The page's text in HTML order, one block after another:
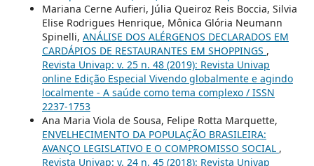
Mariana Cerne Aufieri, Júlia Queiroz Reis Boccia, Silvia
Elise Rodrigues Henrique, Mônica Glória Neumann
Spinelli, ANÁLISE DOS ALÉRGENOS DECLARADOS EM
CARDÁPIOS DE RESTAURANTES EM SHOPPINGS ,
Revista Univap: v. 25 n. 48 (2019): Revista Univap
online Edição Especial Vivendo globalmente e agindo
localmente - A saúde como tema complexo / ISSN
2237-1753
Ana Maria Viola de Sousa, Felipe Rotta Marquette,
ENVELHECIMENTO DA POPULAÇÃO BRASILEIRA:
AVANÇO LEGISLATIVO E O COMPROMISSO SOCIAL ,
Revista Univap: v. 24 n. 45 (2018): Revista Univap